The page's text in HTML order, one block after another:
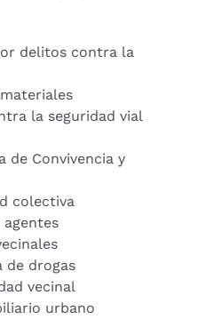
delitos contra la
la seguridad vial
de Convivencia y
colectiva
agentes
de drogas
vecinal
urbano